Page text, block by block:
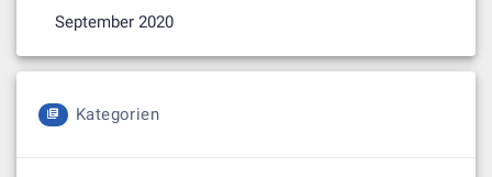
September 2020
Kategorien